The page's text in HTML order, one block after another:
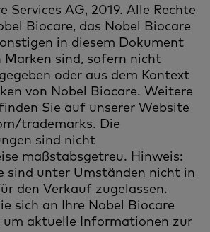
Services AG, 2019. Alle Rechte
Biocare, das Nobel Biocare
in diesem Dokument
Marken sind, sofern nicht
oder aus dem Kontext
von Nobel Biocare. Weitere
Sie auf unserer Website
trademarks. Die
sind nicht
maßstabsgetreu. Hinweis:
sind unter Umständen nicht in
den Verkauf zugelassen.
sich an Ihre Nobel Biocare
um aktuelle Informationen zur